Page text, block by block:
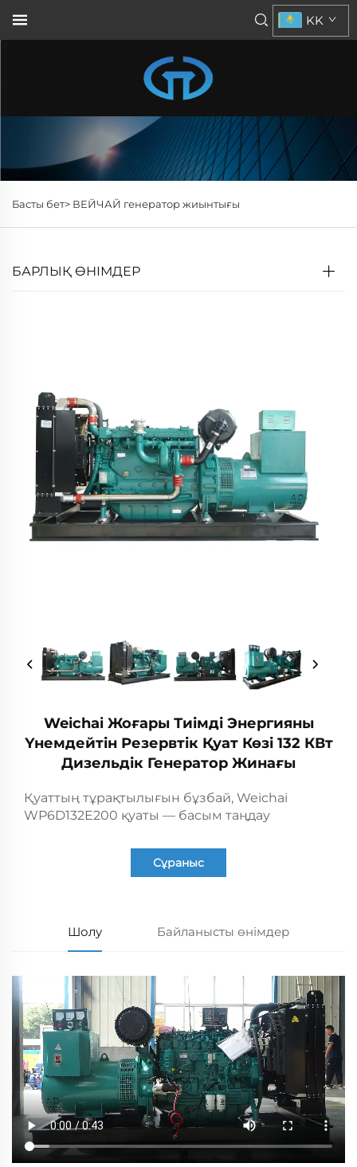
KK
Басты бет> ВЕЙЧАЙ генератор жиынтығы
БАРЛЫҚ ӨНІМДЕР
Weichai Жоғары Тиімді Энергияны
Үнемдейтін Резервтік Қуат Көзі 132 КВт
Дизельдік Генератор Жинағы
Қуаттың тұрақтылығын бұзбай, Weichai
WP6D132E200 қуаты — басым таңдау
Сұраныс
Шолу Байланысты өнімдер